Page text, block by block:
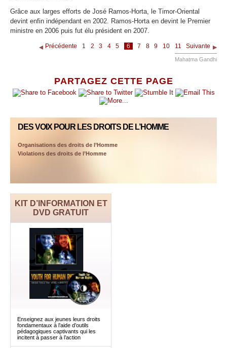
PARTAGEZ CETTE PAGE
DES VOIX POUR LES DROITS DE L’HOMME
Organisations des droits de l’Homme
Violations des droits de l’Homme
KIT D’INFORMATION ET
DVD GRATUIT
Enseignez aux jeunes leurs droits
fondamentaux à l’aide d’outils
pédagogiques captivants qui les
incitent à passer à l’action
Grâce aux larges efforts de José Ramos-Horta, le Timor-Oriental
devint enfin indépendant en 2002. Ramos-Horta en devint le Premier
ministre en 2006 puis fut élu président en 2007.
Précédente 1 2 3 4 5 6 7 8 9 10 11 Suivante
Mahatma Gandhi